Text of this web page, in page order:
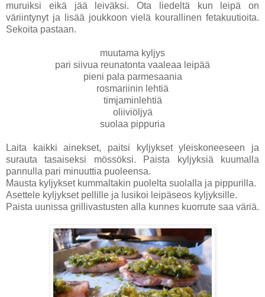
muruiksi eikä jää leiväksi. Ota liedeltä kun leipä on
väriintynyt ja lisää joukkoon vielä kourallinen fetakuutioita.
Sekoita pastaan.
muutama kyljys
pari siivua reunatonta vaaleaa leipää
pieni pala parmesaania
rosmariinin lehtiä
timjaminlehtiä
oliiviöljyä
suolaa pippuria
Laita kaikki ainekset, paitsi kyljykset yleiskoneeseen ja
surauta tasaiseksi mössöksi. Paista kyljyksiä kuumalla
pannulla pari minuuttia puoleensa.
Mausta kyljykset kummaltakin puolelta suolalla ja pippurilla.
Asettele kyljykset pellille ja lusikoi leipäseos kyljyksille.
Paista uunissa grillivastusten alla kunnes kuorrute saa väriä.